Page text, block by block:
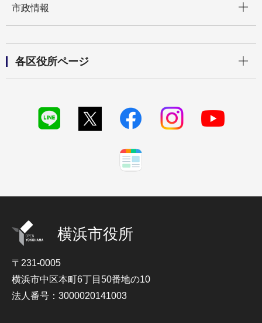
市政情報
各区役所ページ
横浜市役所
〒231-0005
横浜市中区本町6丁目50番地の10
法人番号：3000020141003